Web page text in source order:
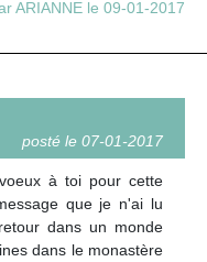
ARIANNE le 09-01-2017
posté le 07-01-2017
à toi pour cette
que je n'ai lu
dans un monde
dans le monastère